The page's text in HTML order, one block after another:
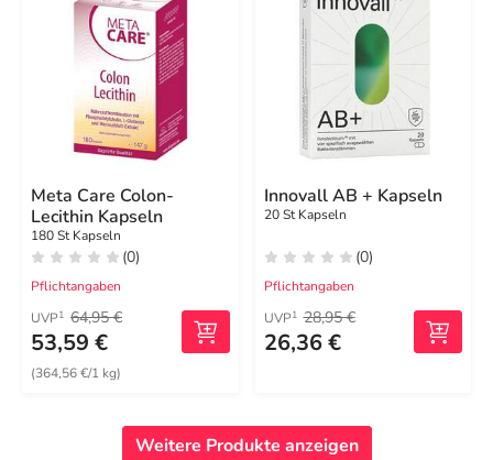
Meta Care Colon-
Lecithin Kapseln
180 St Kapseln
(0)
Pflichtangaben
UVP1 64,95 €
53,59 €
(364,56 €/1 kg)
Innovall AB + Kapseln
20 St Kapseln
(0)
Pflichtangaben
UVP1 28,95 €
26,36 €
Weitere Produkte anzeigen